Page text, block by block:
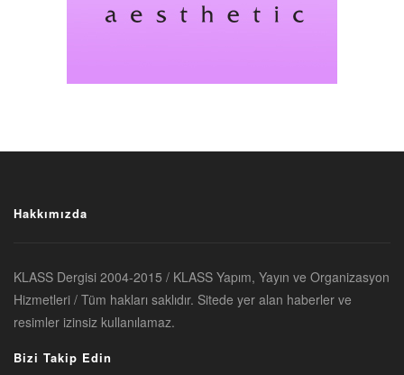
Hakkımızda
KLASS Dergisi 2004-2015 / KLASS Yapım, Yayın ve Organizasyon
Hizmetleri / Tüm hakları saklıdır. Sitede yer alan haberler ve
resimler izinsiz kullanılamaz.
Bizi Takip Edin